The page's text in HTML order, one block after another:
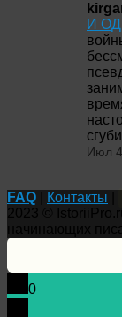
И
Июл
FAQ Контакты
0